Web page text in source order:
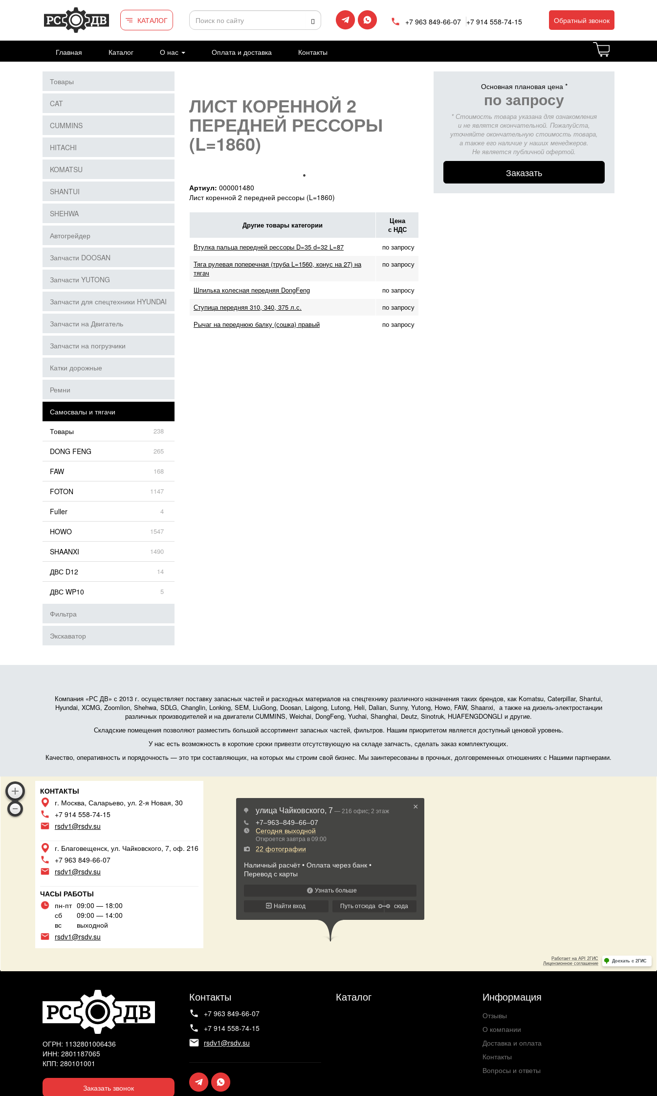
Перейти к основному содержанию
КАТАЛОГ
+7 963 849-66-07 +7 914 558-74-15 Обратный звонок
Главная Каталог О нас Оплата и доставка Контакты
ЛИСТ КОРЕННОЙ 2
ПЕРЕДНЕЙ РЕССОРЫ
(L=1860)
Артиул: 000001480
Лист коренной 2 передней рессоры (L=1860)
Другие товары категории
Цена
с НДС
Втулка пальца передней рессоры D=35 d=32 L=87
по запросу
Тяга рулевая поперечная (труба L=1560, конус на 27) на
тягач
по запросу
Шпилька колесная передняя DongFeng
по запросу
Ступица передняя 310, 340, 375 л.с.
по запросу
Рычаг на переднюю балку (сошка) правый
по запросу
Основная плановая цена *
по запросу
* Стоимость товара указана для ознакомления
и не являтся окончательной. Пожалуйста,
уточняйте окончательную стоимость товара,
а также его наличие у наших менеджеров.
Не является публичной офертой.
Заказать
Товары
CAT
CUMMINS
HITACHI
KOMATSU
SHANTUI
SHEHWA
Автогрейдер
Запчасти DOOSAN
Запчасти YUTONG
Запчасти для спецтехники HYUNDAI
Запчасти на Двигатель
Запчасти на погрузчики
Катки дорожные
Ремни
Самосвалы и тягачи
Товары
238
DONG FENG 265
FAW 168
FOTON 1147
Fuller 4
HOWO 1547
SHAANXI 1490
ДВС D12 14
ДВС WP10 5
Фильтра
Экскаватор
Компания «РС ДВ» с 2013 г. осуществляет поставку запасных частей и расходных материалов на спецтехнику различного назначения таких брендов, как Komatsu, Caterpillar, Shantui,
Hyundai, XCMG, Zoomlion, Shehwa, SDLG, Changlin, Lonking, SEM, LiuGong, Doosan, Laigong, Lutong, Heli, Dalian, Sunny, Yutong, Howo, FAW, Shaanxi, а также на дизель-электростанции
различных производителей и на двигатели CUMMINS, Weichai, DongFeng, Yuchai, Shanghai, Deutz, Sinotruk, HUAFENGDONGLI и другие.
Складские помещения позволяют разместить большой ассортимент запасных частей, фильтров. Нашим приоритетом является доступный ценовой уровень.
У нас есть возможность в короткие сроки привезти отсутствующую на складе запчасть, сделать заказ комплектующих.
Качество, оперативность и порядочность — это три составляющих, на которых мы строим свой бизнес. Мы заинтересованы в прочных, долговременных отношениях с Нашими партнерами.
КОНТАКТЫ
г. Москва, Саларьево, ул. 2-я Новая, 30
+7 914 558-74-15
rsdv1@rsdv.su
г. Благовещенск, ул. Чайковского, 7, оф. 216
+7 963 849-66-07
rsdv1@rsdv.su
ЧАСЫ РАБОТЫ
пн-пт 09:00 — 18:00
сб
09:00 — 14:00
вс
выходной
rsdv1@rsdv.su
ОГРН: 1132801006436
ИНН: 2801187065
КПП: 280101001
Заказать звонок
Контакты
+7 963 849-66-07
+7 914 558-74-15
rsdv1@rsdv.su
Каталог Информация
Отзывы
О компании
Доставка и оплата
Контакты
Вопросы и ответы